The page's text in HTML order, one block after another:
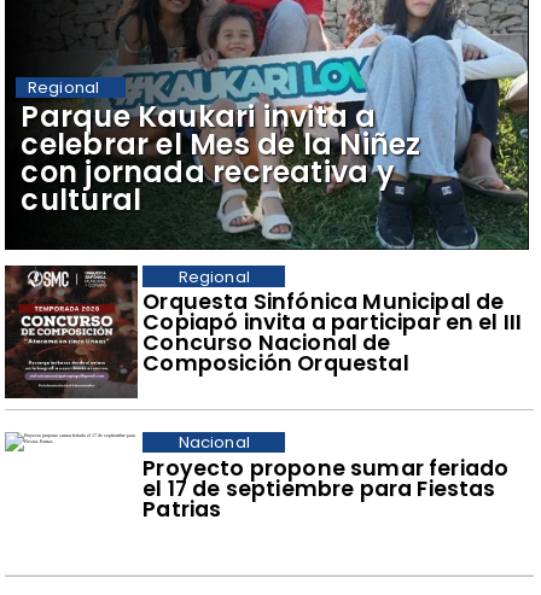
Orquesta Sinfónica Municipal de
Copiapó invita a participar en el III
Concurso Nacional de
Composición Orquestal
Regional
Proyecto propone sumar feriado
el 17 de septiembre para Fiestas
Patrias
Nacional
Parque Kaukari invita a
celebrar el Mes de la Niñez
con jornada recreativa y
cultural
Regional